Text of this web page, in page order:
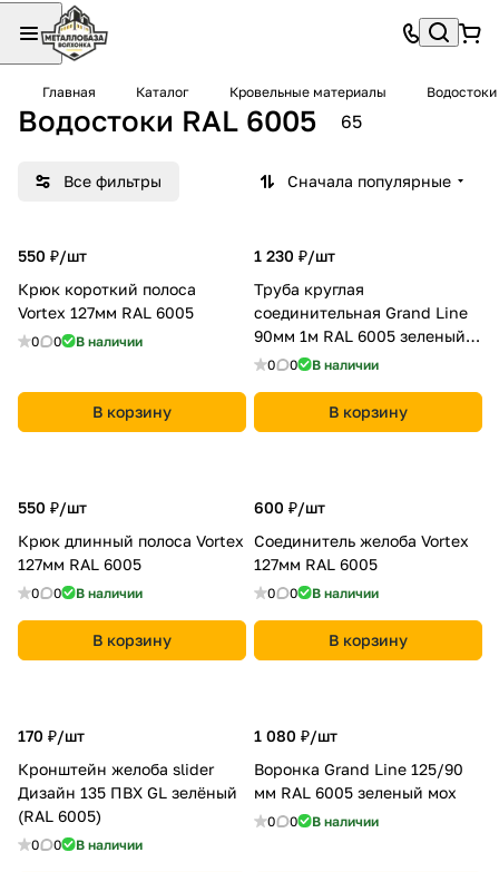
Главная Каталог Кровельные материалы Водостоки
Водостоки RAL 6005 65
Все фильтры Сначала популярные
550 ₽/шт
Крюк короткий полоса
Vortex 127мм RAL 6005
0 0 В наличии
В корзину
1 230 ₽/шт
Труба круглая
соединительная Grand Line
90мм 1м RAL 6005 зеленый
мох
0 0 В наличии
В корзину
550 ₽/шт
Крюк длинный полоса Vortex
127мм RAL 6005
0 0 В наличии
В корзину
600 ₽/шт
Соединитель желоба Vortex
127мм RAL 6005
0 0 В наличии
В корзину
170 ₽/шт
Кронштейн желоба slider
Дизайн 135 ПВХ GL зелёный
(RAL 6005)
0 0 В наличии
1 080 ₽/шт
Воронка Grand Line 125/90
мм RAL 6005 зеленый мох
0 0 В наличии